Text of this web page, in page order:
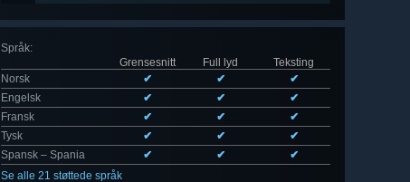
Språk:
Grensesnitt
Full lyd
Teksting
Norsk
✔ ✔
✔
Engelsk
✔ ✔
✔
Fransk
✔ ✔
✔
Tysk
✔ ✔
✔
Spansk – Spania
✔ ✔
✔
Se alle 21 støttede språk